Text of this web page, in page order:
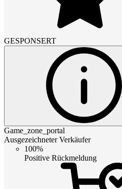
GESPONSERT
Game_zone_portal
Ausgezeichneter Verkäufer
100%
Positive Rückmeldung